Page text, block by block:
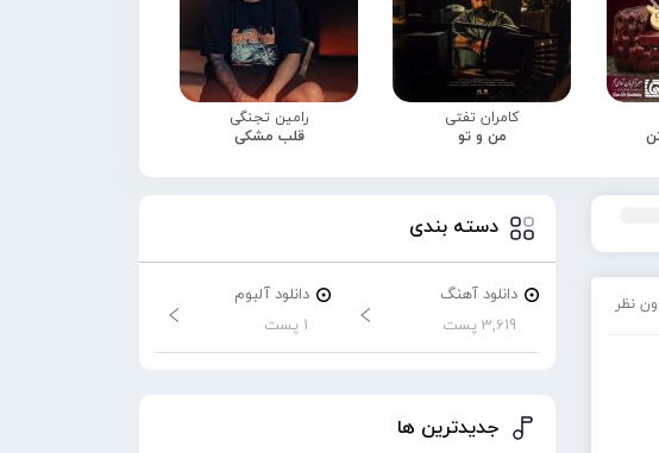
کامران تفتی
من و تو
رامین تجنگی
قلب مشکی
نظر
دسته بندی
دانلود آهنگ
3,619 پست
دانلود آلبوم
1 پست
جدیدترین ها